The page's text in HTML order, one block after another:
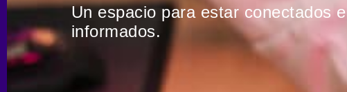
Un espacio para estar conectados e
informados.